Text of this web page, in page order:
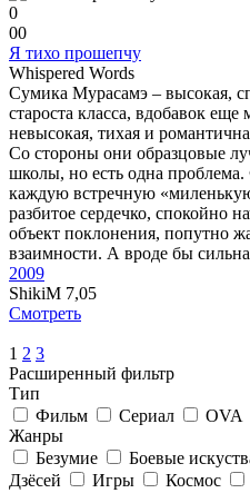
0
00
Я тихо прошепчу
Whispered Words
Сумика Мурасамэ – высокая,
староста класса, вдобавок еще
невысокая, тихая и
Со стороны они образцовые
школы, но есть одна
каждую встречную
разбитое сердечко, спокойно
объект поклонения, попутно
взаимности. А вроде бы
2009
ShikiM 7,05
Смотреть
1 2 3
Расширенный фильтр
Тип
Фильм
Сериал OVA
Жанры
Безумие
Боевые
Дзёсей
Игры Космос